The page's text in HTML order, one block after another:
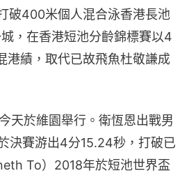
破400米個人混合泳香港長池
，在香港短池分齡錦標賽以4
港績，取代已故飛魚杜敬謙成
天於維園舉行。衛恆恩出戰男
決賽游出4分15.24秒，打破已
To）2018年於短池世界盃